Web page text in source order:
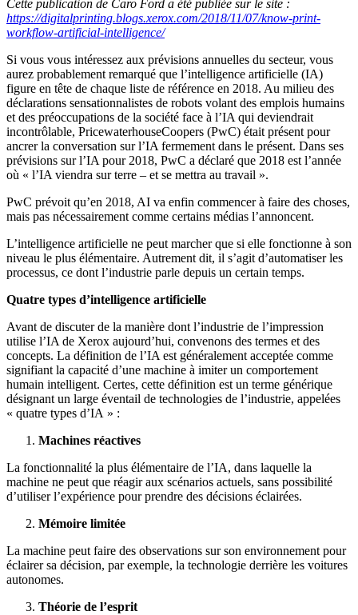
Cette publication de Caro Ford a été publiée sur le site :
https://digitalprinting.blogs.xerox.com/2018/11/07/know-print-
workflow-artificial-intelligence/
Si vous vous intéressez aux prévisions annuelles du secteur, vous
aurez probablement remarqué que l’intelligence artificielle (IA)
figure en tête de chaque liste de référence en 2018. Au milieu des
déclarations sensationnalistes de robots volant des emplois humains
et des préoccupations de la société face à l’IA qui deviendrait
incontrôlable, PricewaterhouseCoopers (PwC) était présent pour
ancrer la conversation sur l’IA fermement dans le présent. Dans ses
prévisions sur l’IA pour 2018, PwC a déclaré que 2018 est l’année
où « l’IA viendra sur terre – et se mettra au travail ».
PwC prévoit qu’en 2018, AI va enfin commencer à faire des choses,
mais pas nécessairement comme certains médias l’annoncent.
L’intelligence artificielle ne peut marcher que si elle fonctionne à son
niveau le plus élémentaire. Autrement dit, il s’agit d’automatiser les
processus, ce dont l’industrie parle depuis un certain temps.
Quatre types d’intelligence artificielle
Avant de discuter de la manière dont l’industrie de l’impression
utilise l’IA de Xerox aujourd’hui, convenons des termes et des
concepts. La définition de l’IA est généralement acceptée comme
signifiant la capacité d’une machine à imiter un comportement
humain intelligent. Certes, cette définition est un terme générique
désignant un large éventail de technologies de l’industrie, appelées
« quatre types d’IA » :
Machines réactives
La fonctionnalité la plus élémentaire de l’IA, dans laquelle la
machine ne peut que réagir aux scénarios actuels, sans possibilité
d’utiliser l’expérience pour prendre des décisions éclairées.
Mémoire limitée
La machine peut faire des observations sur son environnement pour
éclairer sa décision, par exemple, la technologie derrière les voitures
autonomes.
Théorie de l’esprit